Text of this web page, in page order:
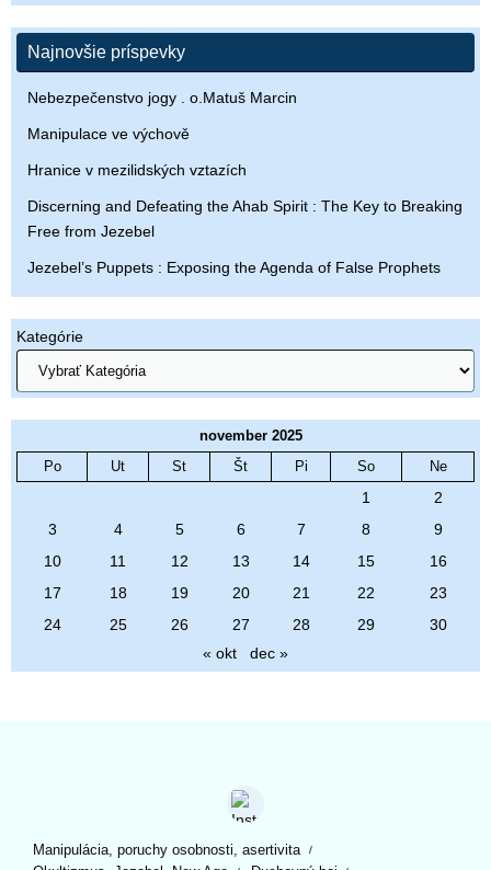
Najnovšie príspevky
Nebezpečenstvo jogy . o.Matuš Marcin
Manipulace ve výchově
Hranice v mezilidských vztazích
Discerning and Defeating the Ahab Spirit : The Key to Breaking
Free from Jezebel
Jezebel’s Puppets : Exposing the Agenda of False Prophets
Kategórie
november 2025
Po
Ut St Št Pi So Ne
1
2
3
4 5 6 7 8
9
10
11 12 13 14 15
16
17
18 19 20 21 22
23
24
25 26 27 28 29
30
« okt
dec »
Manipulácia, poruchy osobnosti, asertivita